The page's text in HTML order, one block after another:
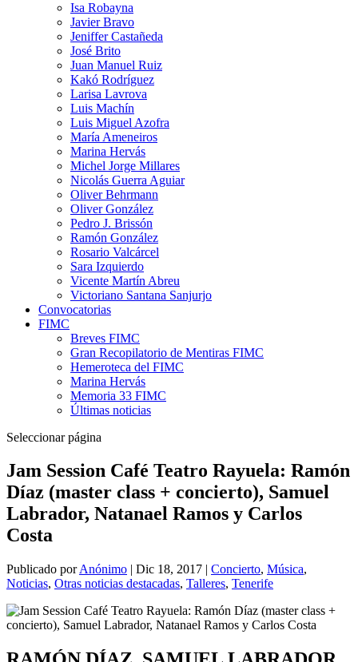
Isa Robayna
Javier Bravo
Jeniffer Castañeda
José Brito
Juan Manuel Ruiz
Kakó Rodríguez
Larisa Lavrova
Luis Machín
Luis Miguel Azofra
María Ameneiros
Marina Hervás
Michel Jorge Millares
Nicolás Guerra Aguiar
Oliver Behrmann
Oliver González
Pedro J. Brissón
Ramón González
Rosario Valcárcel
Sara Izquierdo
Vicente Martín Abreu
Victoriano Santana Sanjurjo
Convocatorias
FIMC
Breves FIMC
Gran Recopilatorio de Mentiras FIMC
Hemeroteca del FIMC
Marina Hervás
Memoria 33 FIMC
Últimas noticias
Seleccionar página
Jam Session Café Teatro Rayuela: Ramón
Díaz (master class + concierto), Samuel
Labrador, Natanael Ramos y Carlos
Costa
Publicado porAnónimo | Dic 18, 2017 | Concierto, Música,
Noticias, Otras noticias destacadas, Talleres, Tenerife